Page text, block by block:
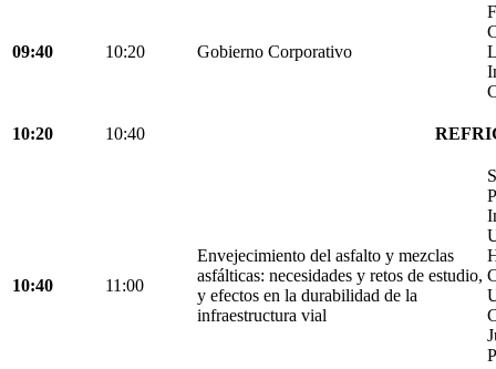
09:40 10:20 Gobierno Corporativo
10:20 10:40
10:40 11:00
Envejecimiento del asfalto y mezclas
asfálticas: necesidades y retos de estudio,
y efectos en la durabilidad de la
infraestructura vial